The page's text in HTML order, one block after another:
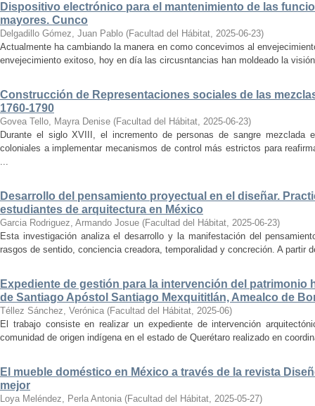
Dispositivo electrónico para el mantenimiento de las
mayores. Cunco
Delgadillo Gómez, Juan Pablo (Facultad del Hábitat, 2025-06-23)
Actualmente ha cambiando la manera en como concevimos al
envejecimiento exitoso, hoy en día las circusntancias han moldeado la
Construcción de Representaciones sociales de las
1760-1790
Govea Tello, Mayra Denise (Facultad del Hábitat, 2025-06-23)
Durante el siglo XVIII, el incremento de personas de sangre
coloniales a implementar mecanismos de control más estrictos para
...
Desarrollo del pensamiento proyectual en el diseñar.
estudiantes de arquitectura en México
Garcia Rodriguez, Armando Josue (Facultad del Hábitat, 2025-06-23)
Esta investigación analiza el desarrollo y la manifestación del
rasgos de sentido, conciencia creadora, temporalidad y concreción. A partir
Expediente de gestión para la intervención del patrimonio
de Santiago Apóstol Santiago Mexquititlán, Amealco de
Téllez Sánchez, Verónica (Facultad del Hábitat, 2025-06)
El trabajo consiste en realizar un expediente de intervención
comunidad de origen indígena en el estado de Querétaro realizado en
El mueble doméstico en México a través de la revista
mejor
Loya Meléndez, Perla Antonia (Facultad del Hábitat, 2025-05-27)